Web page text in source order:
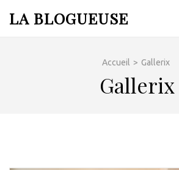
auLA BLOGUEUSE
Accueil > Gallerix
Gallerix